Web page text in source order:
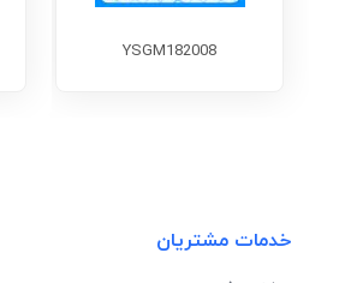
YSGM182008
خدمات مشتریان